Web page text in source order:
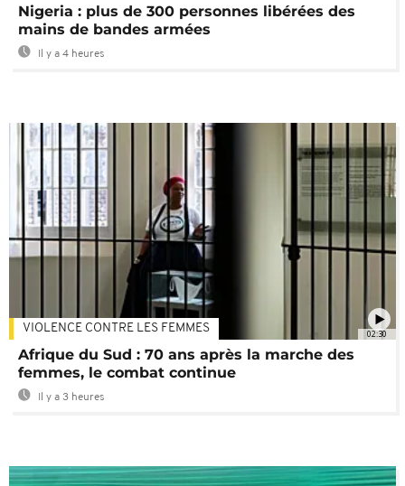
Nigeria : plus de 300 personnes libérées des
mains de bandes armées
Il y a 4 heures
02:30
VIOLENCE CONTRE LES FEMMES
Afrique du Sud : 70 ans après la marche des
femmes, le combat continue
Il y a 3 heures